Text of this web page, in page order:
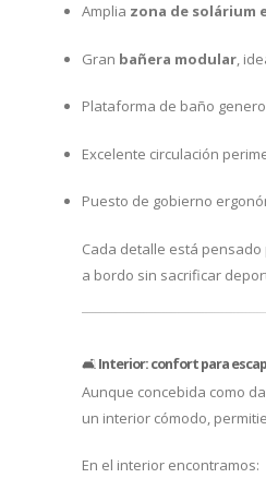
Amplia zona de solárium
Gran bañera modular,
Plataforma de baño
Excelente circulación
Puesto de gobierno
Cada detalle está
a bordo sin sacrificar
🛋️Interior: confort para
Aunque concebida como
un interior cómodo,
En el interior encontramos: